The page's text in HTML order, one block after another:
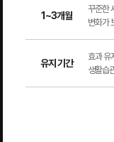
1~3개월
꾸준한
변화가
유지 기간
효과 유
생활습